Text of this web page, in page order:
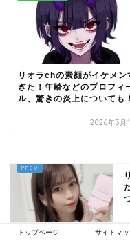
リオラchの素顔がイケメン
ぎた！年齢などのプロフィ
ル、驚きの炎上についても！
2026年3月
トップページ サイトマ